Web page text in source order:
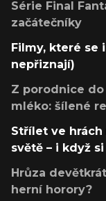
Série Final
začátečníky
Filmy, které se
nepřiznají)
Z porodnice do
mléko: šílené
Střílet ve
světě – i když
Hrůza
herní horory?